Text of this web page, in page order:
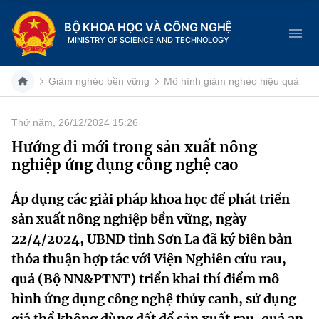
BỘ KHOA HỌC VÀ CÔNG NGHỆ
MINISTRY OF SCIENCE AND TECHNOLOGY
Danh mục
Trang chủ
Giới thiệu
Chức năng nhiệm vụ
Cơ cấu tổ chức
Lịch sử phát triển
Tin tức sự kiện
Khoa học và Công nghệ
Đổi mới sáng tạo
Dịch vụ công
Hệ thống văn bản
Giảm nghèo bền vững Mô hình giảm nghèo hiệu quả
Thứ năm, 26/12/2024 15:26
Hướng đi mới trong sản xuất nông
nghiệp ứng dụng công nghệ cao
Áp dụng các giải pháp khoa học để phát triển
sản xuất nông nghiệp bền vững, ngày
22/4/2024, UBND tỉnh Sơn La đã ký biên bản
thỏa thuận hợp tác với Viện Nghiên cứu rau,
quả (Bộ NN&PTNT) triển khai thí điểm mô
hình ứng dụng công nghệ thủy canh, sử dụng